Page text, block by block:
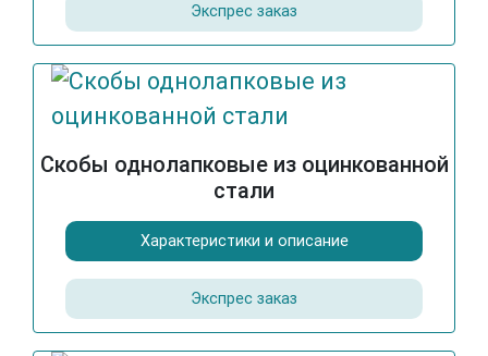
Экспрес заказ
Скобы однолапковые из оцинкованной
стали
Характеристики и описание
Экспрес заказ